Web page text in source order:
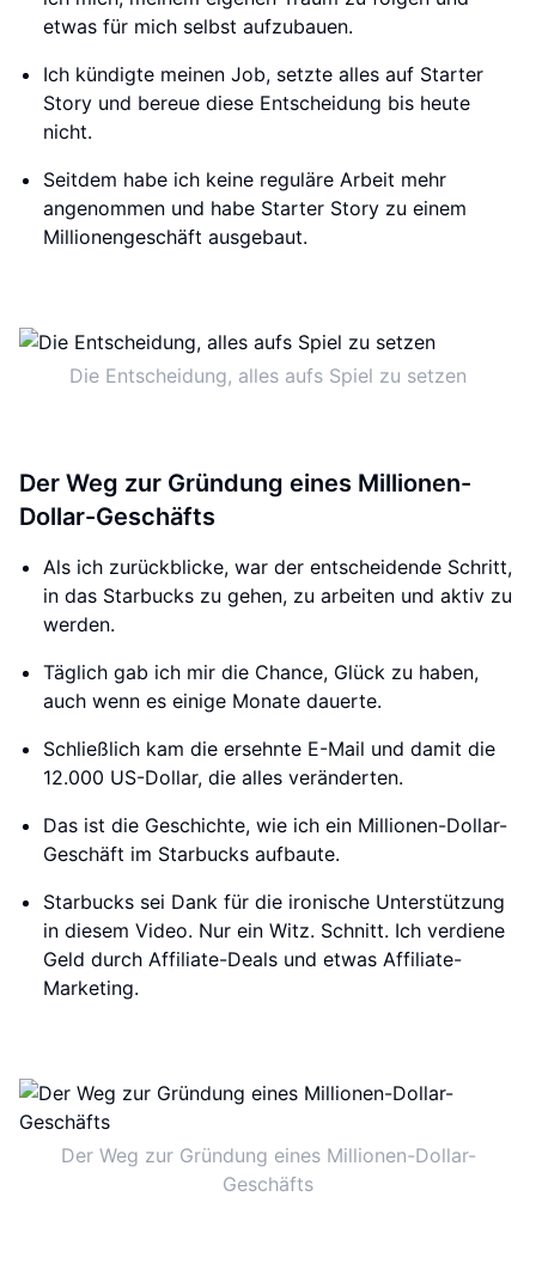
etwas für mich selbst aufzubauen.
Ich kündigte meinen Job, setzte alles auf Starter
Story und bereue diese Entscheidung bis heute
nicht.
Seitdem habe ich keine reguläre Arbeit mehr
angenommen und habe Starter Story zu einem
Millionengeschäft ausgebaut.
Die Entscheidung, alles aufs Spiel zu setzen
Der Weg zur Gründung eines Millionen-
Dollar-Geschäfts
Als ich zurückblicke, war der entscheidende Schritt,
in das Starbucks zu gehen, zu arbeiten und aktiv zu
werden.
Täglich gab ich mir die Chance, Glück zu haben,
auch wenn es einige Monate dauerte.
Schließlich kam die ersehnte E-Mail und damit die
12.000 US-Dollar, die alles veränderten.
Das ist die Geschichte, wie ich ein Millionen-Dollar-
Geschäft im Starbucks aufbaute.
Starbucks sei Dank für die ironische Unterstützung
in diesem Video. Nur ein Witz. Schnitt. Ich verdiene
Geld durch Affiliate-Deals und etwas Affiliate-
Marketing.
Der Weg zur Gründung eines Millionen-Dollar-
Geschäfts